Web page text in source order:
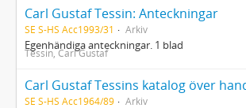
Carl Gustaf Tessin: Anteckningar
SE S-HS Acc1993/31 Arkiv
Egenhändiga anteckningar. 1 blad
Tessin, Carl Gustaf
SE S-HS Acc1964/89 Arkiv